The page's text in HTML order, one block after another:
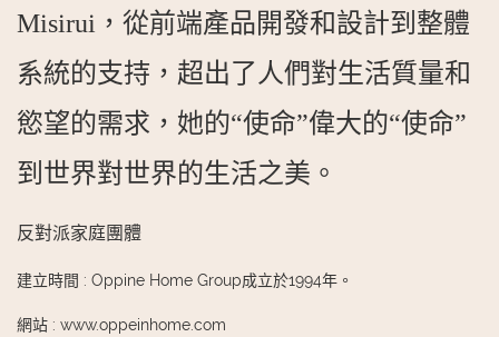
Misirui，從前端產品開發和設計到整體
系統的支持，超出了人們對生活質量和
慾望的需求，她的“使命”偉大的“使命”
到世界對世界的生活之美。
反對派家庭團體
建立時間 : Oppine Home Group成立於1994年。
網站 : www.oppeinhome.com